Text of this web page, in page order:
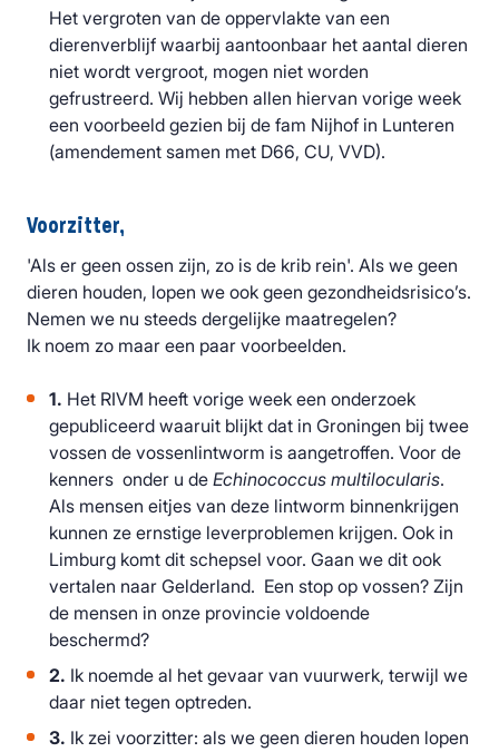
Het vergroten van de oppervlakte van een
dierenverblijf waarbij aantoonbaar het aantal dieren
niet wordt vergroot, mogen niet worden
gefrustreerd. Wij hebben allen hiervan vorige week
een voorbeeld gezien bij de fam Nijhof in Lunteren
(amendement samen met D66, CU, VVD).
Voorzitter,
'Als er geen ossen zijn, zo is de krib rein'. Als we geen
dieren houden, lopen we ook geen gezondheidsrisico’s.
Nemen we nu steeds dergelijke maatregelen?
Ik noem zo maar een paar voorbeelden.
1. Het RIVM heeft vorige week een onderzoek
gepubliceerd waaruit blijkt dat in Groningen bij twee
vossen de vossenlintworm is aangetroffen. Voor de
kenners onder u de Echinococcus multilocularis.
Als mensen eitjes van deze lintworm binnenkrijgen
kunnen ze ernstige leverproblemen krijgen. Ook in
Limburg komt dit schepsel voor. Gaan we dit ook
vertalen naar Gelderland. Een stop op vossen? Zijn
de mensen in onze provincie voldoende
beschermd?
2. Ik noemde al het gevaar van vuurwerk, terwijl we
daar niet tegen optreden.
3. Ik zei voorzitter: als we geen dieren houden lopen